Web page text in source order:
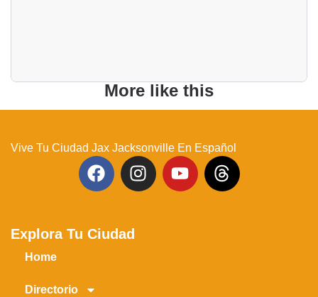
More like this
Vive Tu Ciudad Jax Jacksonville En Español
Explora Tu Ciudad
Home
Directorio